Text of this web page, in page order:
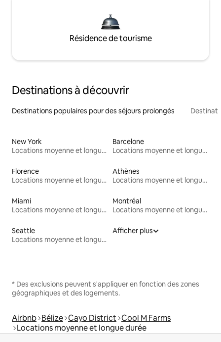
Résidence de tourisme
Destinations à découvrir
Destinations populaires pour des séjours prolongés
New York
Locations moyenne et longue durée
Barcelone
Locations moyenne et longue durée
Florence
Locations moyenne et longue durée
Athènes
Locations moyenne et longue durée
Miami
Locations moyenne et longue durée
Montréal
Locations moyenne et longue durée
Seattle
Locations moyenne et longue durée
Afficher plus
* Des exclusions peuvent s'appliquer en fonction des zones
géographiques et des logements.
Airbnb Bélize Cayo District Cool M Farms
Locations moyenne et longue durée